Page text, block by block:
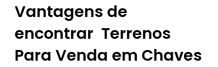
Vantagens de
encontrar Terrenos
Para Venda em Chaves